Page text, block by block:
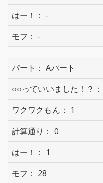
-
-
Aパート
1
0
1
28